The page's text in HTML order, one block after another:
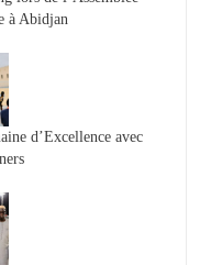
à Abidjan
d’Excellence avec